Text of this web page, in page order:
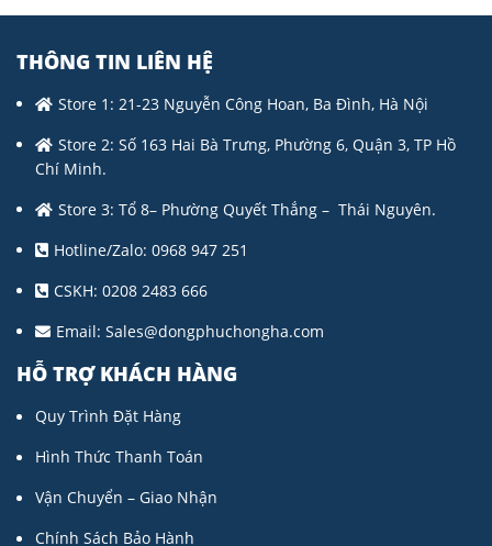
THÔNG TIN LIÊN HỆ
Store 1: 21-23 Nguyễn Công Hoan, Ba Đình, Hà Nội
Store 2: Số 163 Hai Bà Trưng, Phường 6, Quận 3, TP Hồ
Chí Minh.
Store 3: Tổ 8– Phường Quyết Thắng – Thái Nguyên.
Hotline/Zalo: 0968 947 251
CSKH: 0208 2483 666
Email: Sales@dongphuchongha.com
HỖ TRỢ KHÁCH HÀNG
Quy Trình Đặt Hàng
Hình Thức Thanh Toán
Vận Chuyển – Giao Nhận
Chính Sách Bảo Hành